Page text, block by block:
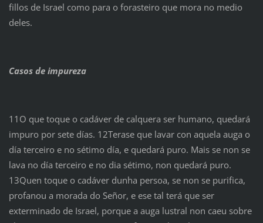
fillos de Israel como para o forasteiro que mora no medio
deles.
Casos de impureza
11O que toque o cadáver de calquera ser humano, quedará
impuro por sete días. 12Terase que lavar con aquela auga o
día terceiro e no sétimo día, e quedará puro. Mais se non se
lava no día terceiro e no dia sétimo, non quedará puro.
13Quen toque o cadáver dunha persoa, se non se purifica,
profanou a morada do Señor, e ese tal terá que ser
exterminado de Israel, porque a auga lustral non caeu sobre